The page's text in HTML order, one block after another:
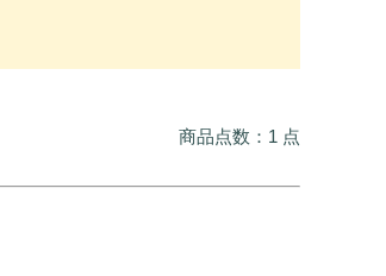
商品点数：1 点